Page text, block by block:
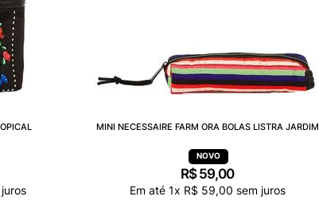
MINI NECESSAIRE FARM ORA BOLAS LISTRA JARDIM
R$59,00
Em até 1x R$ 59,00 sem juros